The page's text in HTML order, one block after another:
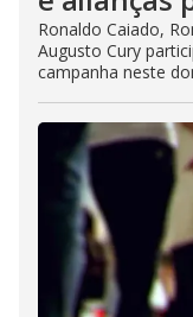
Ronaldo Caiado,
Augusto Cury
campanha neste